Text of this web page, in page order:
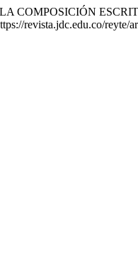
«LA COMPOSICIÓN
revista.jdc.edu.co/reyte/